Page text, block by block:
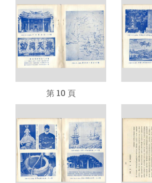
第 10 頁